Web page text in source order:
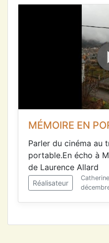
MÉMOIRE EN
Parler du cinéma au
portable.En écho à
de Laurence Allard
Réalisateur